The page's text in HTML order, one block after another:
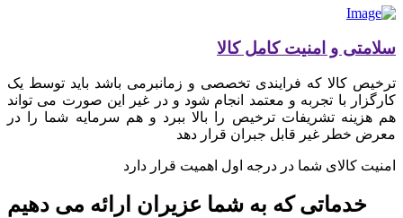
سلامتی و امنیت کامل کالا
ترخیص کالا که فرایندی تخصصی و زمانبرمی باشد باید توسط یک
کارگزار با تجربه و معتمد انجام شود و در غیر این صورت می تواند
هم هزینه تشریفات ترخیص را بالا ببرد و هم سرمایه شما را در
معرض خطر غیر قابل جبران قرار دهد
امنیت کالای شما در درجه اول اهمیت قرار دارد
خدماتی که به شما عزیران ارائه می دهیم